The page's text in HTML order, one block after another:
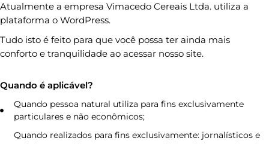
Atualmente a empresa Vimacedo Cereais Ltda. utiliza a
plataforma o WordPress.
Tudo isto é feito para que você possa ter ainda mais
conforto e tranquilidade ao acessar nosso site.
Quando é aplicável?
Quando pessoa natural utiliza para fins exclusivamente
particulares e não econômicos;
Quando realizados para fins exclusivamente: jornalísticos e